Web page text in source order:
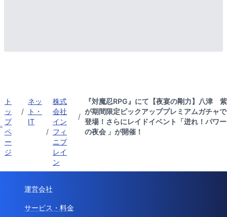
ト
ッ
プ
ペ
ー
ジ
/
ネッ
ト・
IT
/
株式
会社
イン
フィ
ニブ
レイ
ン
/
『対魔忍RPG』にて【夜宴の剛力】八津 紫
が期間限定ピックアッププレミアムガチャで
登場！さらにレイドイベント「迸れ！パワー
の夜会 」が開催！
運営会社
サービス・料金